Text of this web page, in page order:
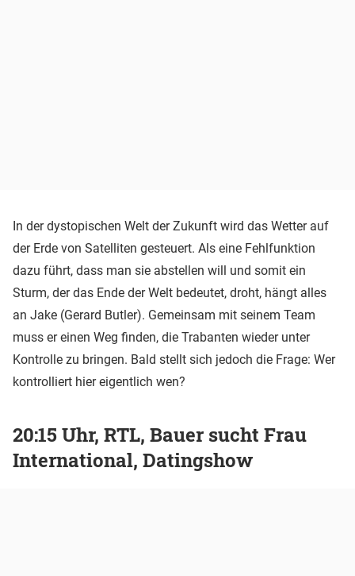
In der dystopischen Welt der Zukunft wird das Wetter auf
der Erde von Satelliten gesteuert. Als eine Fehlfunktion
dazu führt, dass man sie abstellen will und somit ein
Sturm, der das Ende der Welt bedeutet, droht, hängt alles
an Jake (Gerard Butler). Gemeinsam mit seinem Team
muss er einen Weg finden, die Trabanten wieder unter
Kontrolle zu bringen. Bald stellt sich jedoch die Frage: Wer
kontrolliert hier eigentlich wen?
20:15 Uhr, RTL, Bauer sucht Frau
International, Datingshow